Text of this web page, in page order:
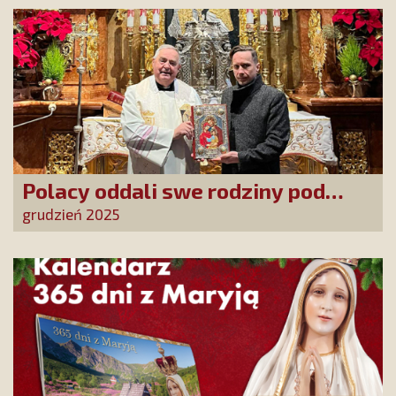
Polacy oddali swe rodziny pod
opiekę Najświętszej Rodziny!
grudzień 2025